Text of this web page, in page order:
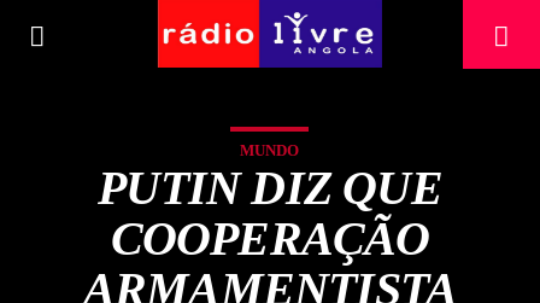
MUNDO
PUTIN DIZ QUE
COOPERAÇÃO
ARMAMENTISTA